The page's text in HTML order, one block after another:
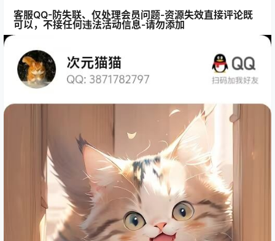
客服QQ-防失联、仅处理会员问题-资源失效直接评论既
可以，不接任何违法活动信息-请勿添加